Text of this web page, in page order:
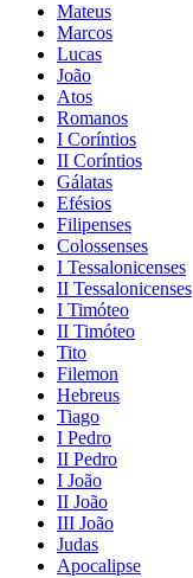
Mateus
Marcos
Lucas
João
Atos
Romanos
I Coríntios
II Coríntios
Gálatas
Efésios
Filipenses
Colossenses
I Tessalonicenses
II Tessalonicenses
I Timóteo
II Timóteo
Tito
Filemon
Hebreus
Tiago
I Pedro
II Pedro
I João
II João
III João
Judas
Apocalipse